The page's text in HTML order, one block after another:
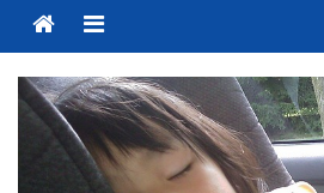
Menu